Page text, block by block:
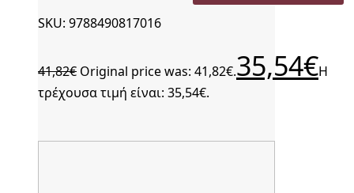
SKU: 9788490817016
41,82€ Original price was: 41,82€.35,54€Η
τρέχουσα τιμή είναι: 35,54€.